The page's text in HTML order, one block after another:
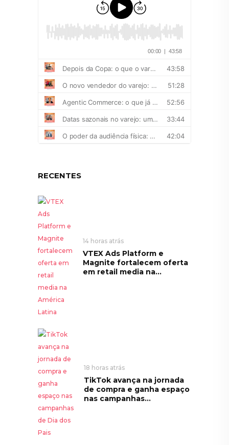
RECENTES
14 horas atrás
VTEX Ads Platform e
Magnite fortalecem oferta
em retail media na...
18 horas atrás
TikTok avança na jornada
de compra e ganha espaço
nas campanhas...